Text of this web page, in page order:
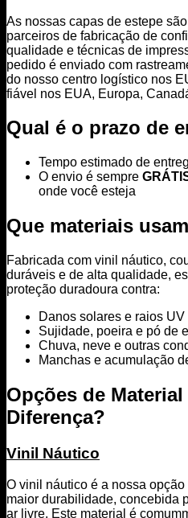
As nossas capas de estepe
parceiros de fabricação de
qualidade e técnicas de
pedido é enviado com
do nosso centro logístico nos
fiável nos EUA, Europa,
Qual é o prazo de
Tempo estimado de
O envio é sempre
onde você esteja
Que materiais
Fabricada com vinil náutico,
duráveis e de alta qualidade,
proteção duradoura contra:
Danos solares e raios UV
Sujidade, poeira e pó de
Chuva, neve e outras
Manchas e acumulação
Opções de Material
Diferença?
Vinil Náutico
O vinil náutico é a nossa
maior durabilidade, concebida
ar livre. Este material é